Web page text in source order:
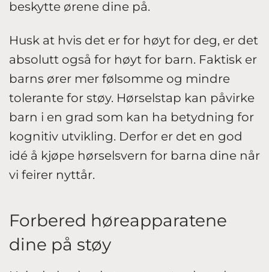
beskytte ørene dine på.
Husk at hvis det er for høyt for deg, er det
absolutt også for høyt for barn. Faktisk er
barns ører mer følsomme og mindre
tolerante for støy. Hørselstap kan påvirke
barn i en grad som kan ha betydning for
kognitiv utvikling. Derfor er det en god
idé å kjøpe hørselsvern for barna dine når
vi feirer nyttår.
Forbered høreapparatene
dine på støy